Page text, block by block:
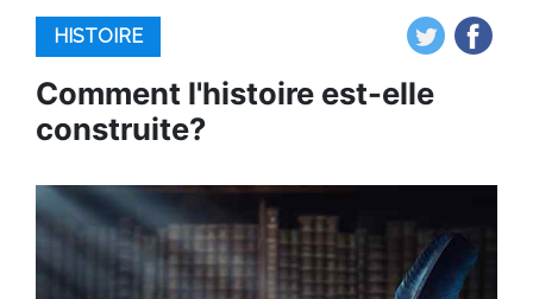
HISTOIRE
Comment l'histoire est-elle
construite?